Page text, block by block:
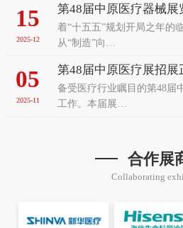
15
2025-12
第48届中原医疗器械
以智能变革之姿诚邀全
着“十五五”规划开局之年的
从“制造”向…
05
2025-11
第48届中原医疗展招展
盛会再聚郑州
备受医疗行业瞩目的第48届
工作。本届展…
合作展
Collaborating